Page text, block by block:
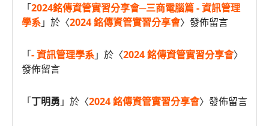
「2024銘傳資管實習分享會─三商電腦篇 - 資訊管理
學系」於〈2024 銘傳資管實習分享會〉發佈留言
「- 資訊管理學系」於〈2024 銘傳資管實習分享會〉
發佈留言
「丁明勇 」於〈2024 銘傳資管實習分享會〉發佈留言